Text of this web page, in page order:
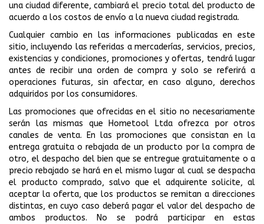
una ciudad diferente, cambiará el precio total del producto de
acuerdo a los costos de envío a la nueva ciudad registrada.
Cualquier cambio en las informaciones publicadas en este
sitio, incluyendo las referidas a mercaderías, servicios, precios,
existencias y condiciones, promociones y ofertas, tendrá lugar
antes de recibir una orden de compra y solo se referirá a
operaciones futuras, sin afectar, en caso alguno, derechos
adquiridos por los consumidores.
Las promociones que ofrecidas en el sitio no necesariamente
serán las mismas que Hometool Ltda ofrezca por otros
canales de venta. En las promociones que consistan en la
entrega gratuita o rebajada de un producto por la compra de
otro, el despacho del bien que se entregue gratuitamente o a
precio rebajado se hará en el mismo lugar al cual se despacha
el producto comprado, salvo que el adquirente solicite, al
aceptar la oferta, que los productos se remitan a direcciones
distintas, en cuyo caso deberá pagar el valor del despacho de
ambos productos. No se podrá participar en estas